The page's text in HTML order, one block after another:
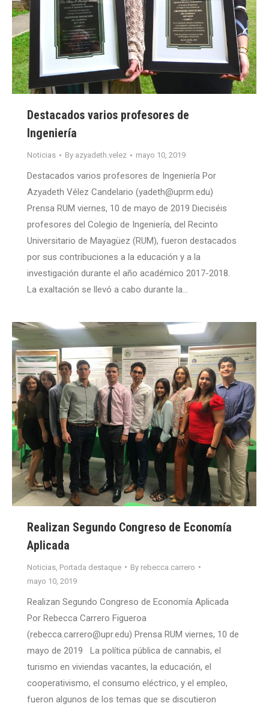
Destacados varios profesores de
Ingeniería
Noticias By azyadeth.velez mayo 10, 2019
Destacados varios profesores de Ingeniería Por
Azyadeth Vélez Candelario (yadeth@uprm.edu)
Prensa RUM viernes, 10 de mayo de 2019 Dieciséis
profesores del Colegio de Ingeniería, del Recinto
Universitario de Mayagüez (RUM), fueron destacados
por sus contribuciones a la educación y a la
investigación durante el año académico 2017-2018.
La exaltación se llevó a cabo durante la…
Realizan Segundo Congreso de Economía
Aplicada
Noticias Portada destaque By rebecca.carrero
mayo 10, 2019
Realizan Segundo Congreso de Economía Aplicada
Por Rebecca Carrero Figueroa
(rebecca.carrero@upr.edu) Prensa RUM viernes, 10 de
mayo de 2019 La política pública de cannabis, el
turismo en viviendas vacantes, la educación, el
cooperativismo, el consumo eléctrico, y el empleo,
fueron algunos de los temas que se discutieron